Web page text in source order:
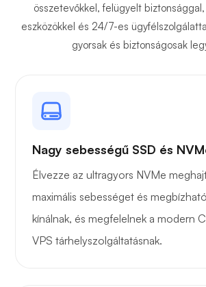
összetevőkkel, felügyelt
eszközökkel és 24/7-es
gyorsak és biztonságosak
Nagy sebességű SSD és
Élvezze az ultragyors NVMe
maximális sebességet és
kínálnak, és megfelelnek a modern
VPS tárhelyszolgáltatásnak.